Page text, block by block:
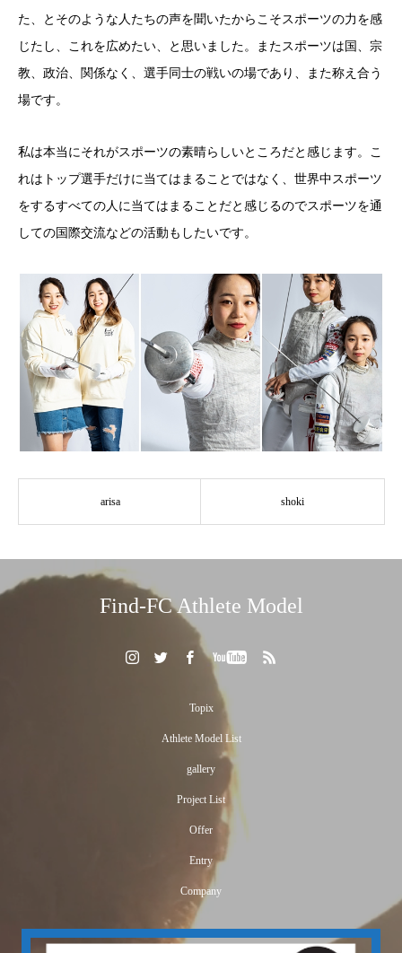
た、とそのような人たちの声を聞いたからこそスポーツの力を感
じたし、これを広めたい、と思いました。またスポーツは国、宗
教、政治、関係なく、選手同士の戦いの場であり、また称え合う
場です。
私は本当にそれがスポーツの素晴らしいところだと感じます。こ
れはトップ選手だけに当てはまることではなく、世界中スポーツ
をするすべての人に当てはまることだと感じるのでスポーツを通
しての国際交流などの活動もしたいです。
arisa shoki
Find-FC Athlete Model
Topix
Athlete Model List
gallery
Project List
Offer
Entry
Company